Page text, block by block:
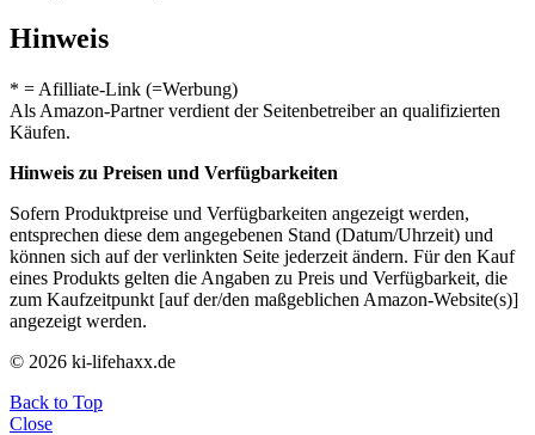
Hinweis
* = Afilliate-Link (=Werbung)
Als Amazon-Partner verdient der Seitenbetreiber an qualifizierten
Käufen.
Hinweis zu Preisen und Verfügbarkeiten
Sofern Produktpreise und Verfügbarkeiten angezeigt werden,
entsprechen diese dem angegebenen Stand (Datum/Uhrzeit) und
können sich auf der verlinkten Seite jederzeit ändern. Für den Kauf
eines Produkts gelten die Angaben zu Preis und Verfügbarkeit, die
zum Kaufzeitpunkt [auf der/den maßgeblichen Amazon-Website(s)]
angezeigt werden.
© 2026 ki-lifehaxx.de
Back to Top
Close